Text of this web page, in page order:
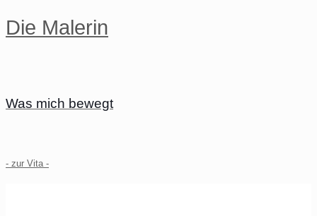
Die Malerin
Was mich bewegt
- zur Vita -